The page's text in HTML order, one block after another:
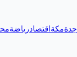
جدةمكة اقتصادرياضة